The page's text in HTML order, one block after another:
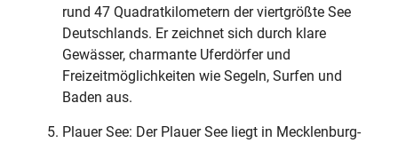
rund 47 Quadratkilometern der viertgrößte See
Deutschlands. Er zeichnet sich durch klare
Gewässer, charmante Uferdörfer und
Freizeitmöglichkeiten wie Segeln, Surfen und
Baden aus.
Plauer See: Der Plauer See liegt in Mecklenburg-